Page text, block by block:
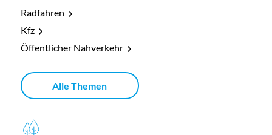
Radfahren
Kfz
Öffentlicher Nahverkehr
Alle Themen